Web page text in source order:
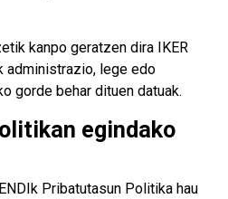
kanpo geratzen dira IKER
administrazio, lege edo
gorde behar dituen datuak.
egindako
Pribatutasun Politika hau